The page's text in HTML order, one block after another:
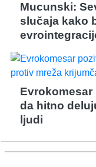
Mucunski:
slučaja kako
Evrokomesar
da hitno
ljudi